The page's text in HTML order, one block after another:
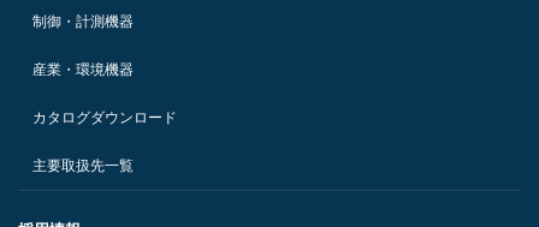
制御・計測機器
産業・環境機器
カタログダウンロード
主要取扱先一覧